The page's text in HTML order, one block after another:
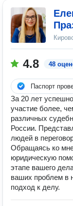
4.8 48
Паспорт
За 20 лет
участие более,
различных
России.
людей в
Обращаясь ко
юридическую
этапе вашего
ваших проблем
подход к делу.